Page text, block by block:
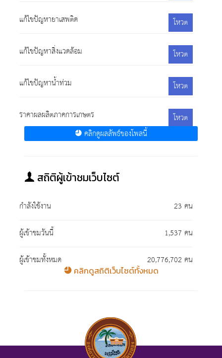
แก้ไขปัญหายาเสพติด โหวต
แก้ไขปัญหาสิ่งแวดล้อม โหวต
แก้ไขปัญหาน้ำท่วม โหวต
ราคาผลผลิตภาคการเกษตร
โหวต
คลิกดูผลลัพธ์ของโพลนี้
สถิติผู้เข้าชมเว็บไซต์
กำลังใช้งาน
23 คน
ผู้เข้าชมวันนี้
1,537 คน
ผู้เข้าชมทั้งหมด
20,776,702 คน
คลิกดูสถิติเว็บไซต์ทั้งหมด